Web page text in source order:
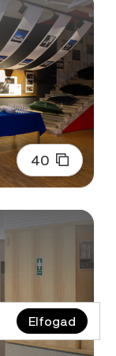
40
Elfogad